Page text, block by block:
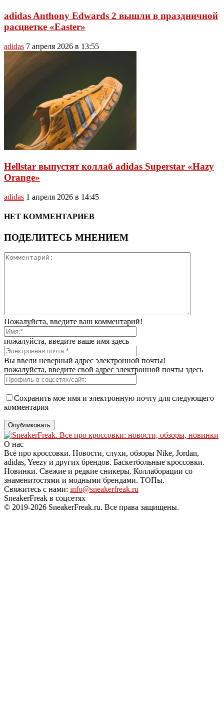
adidas Anthony Edwards 2 вышли в праздничной
расцветке «Easter»
adidas 7 апреля 2026 в 13:55
Hellstar выпустят коллаб adidas Superstar «Hazy
Orange»
adidas 1 апреля 2026 в 14:45
НЕТ КОММЕНТАРИЕВ
ПОДЕЛИТЕСЬ МНЕНИЕМ
Пожалуйста, введите ваш комментарий!
пожалуйста, введите ваше имя здесь
Вы ввели неверный адрес электронной почты!
пожалуйста, введите свой адрес электронной почты здесь
Сохранить мое имя и электронную почту для следующего
комментария
О нас
Всё про кроссовки. Новости, слухи, обзоры Nike, Jordan,
adidas, Yeezy и других брендов. Баскетбольные кроссовки.
Новинки. Свежие и редкие сникеры. Коллаборации со
знаменитостями и модными брендами. ТОПы.
Свяжитесь с нами: info@sneakerfreak.ru
SneakerFreak в соцсетях
© 2019-2026 SneakerFreak.ru. Все права защищены.